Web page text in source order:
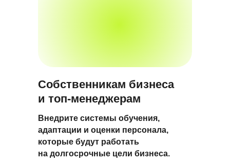
Собственникам бизнеса
и топ-менеджерам
Внедрите системы обучения,
адаптации и оценки персонала,
которые будут работать
на долгосрочные цели бизнеса.